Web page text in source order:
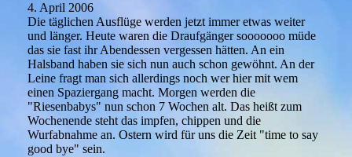
4. April 2006
Die täglichen Ausflüge werden jetzt immer etwas weiter
und länger. Heute waren die Draufgänger sooooooo müde
das sie fast ihr Abendessen vergessen hätten. An ein
Halsband haben sie sich nun auch schon gewöhnt. An der
Leine fragt man sich allerdings noch wer hier mit wem
einen Spaziergang macht. Morgen werden die
"Riesenbabys" nun schon 7 Wochen alt. Das heißt zum
Wochenende steht das impfen, chippen und die
Wurfabnahme an. Ostern wird für uns die Zeit "time to say
good bye" sein.